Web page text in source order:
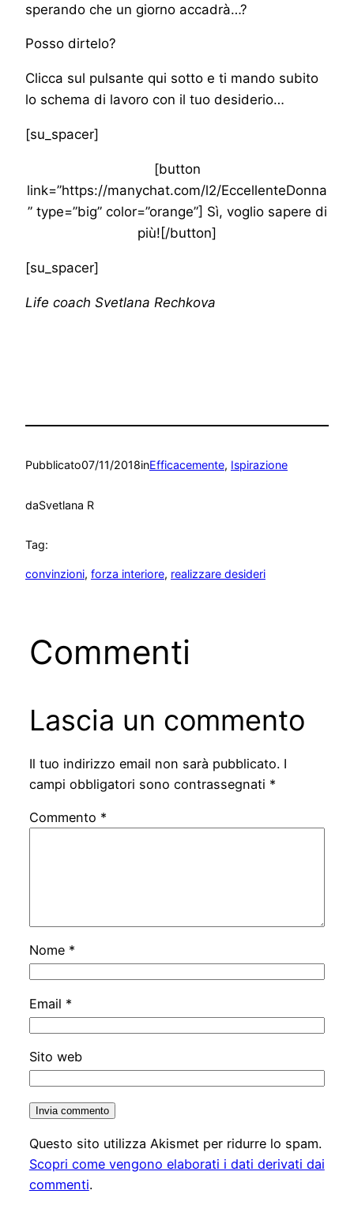
sperando che un giorno accadrà…?
Posso dirtelo?
Clicca sul pulsante qui sotto e ti mando subito
lo schema di lavoro con il tuo desiderio…
[su_spacer]
[button
link=”https://manychat.com/l2/EccellenteDonna
” type=”big” color=”orange”] Sì, voglio sapere di
più![/button]
[su_spacer]
Life coach Svetlana Rechkova
Pubblicato07/11/2018inEfficacemente, Ispirazione
daSvetlana R
Tag:
convinzioni, forza interiore, realizzare desideri
Commenti
Lascia un commento
Il tuo indirizzo email non sarà pubblicato. I
campi obbligatori sono contrassegnati *
Commento *
Nome *
Email *
Sito web
Questo sito utilizza Akismet per ridurre lo spam.
Scopri come vengono elaborati i dati derivati dai
commenti.